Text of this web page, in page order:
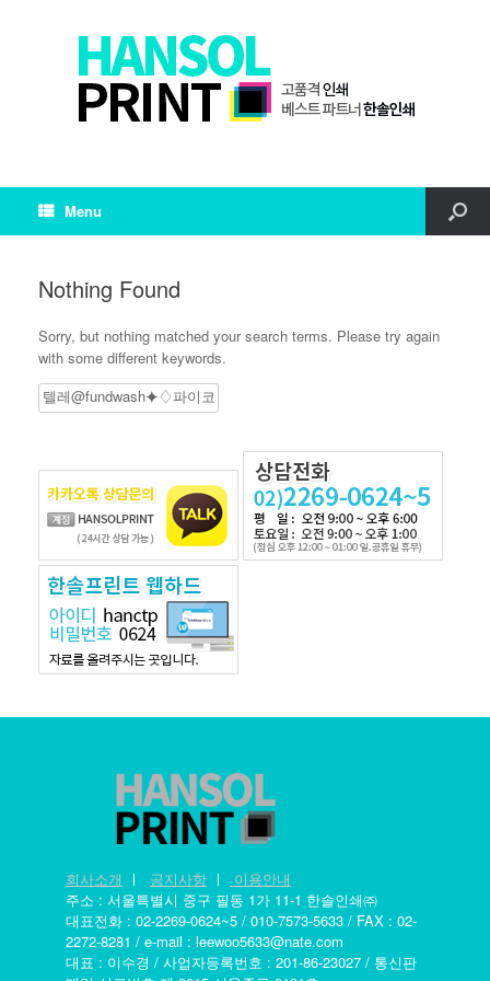
Menu
Nothing Found
Sorry, but nothing matched your search terms. Please try again
with some different keywords.
Search
회사소개 ㅣ 공지사항 ㅣ
이용안내
주소 : 서울특별시 중구 필동 1가 11-1 한솔인쇄㈜
대표전화 : 02-2269-0624~5 / 010-7573-5633 / FAX : 02-
2272-8281 / e-mail : leewoo5633@nate.com
대표 : 이수경 / 사업자등록번호 : 201-86-23027 / 통신판